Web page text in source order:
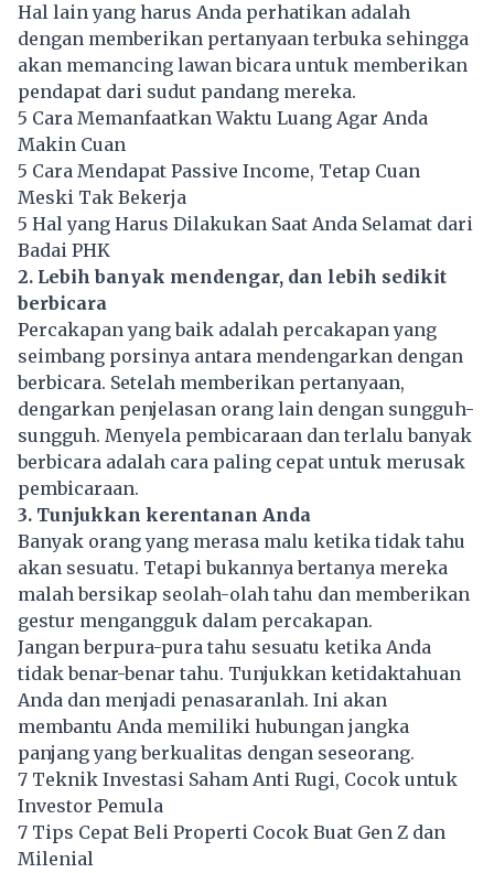
Hal lain yang harus Anda perhatikan adalah
dengan memberikan pertanyaan terbuka sehingga
akan memancing lawan bicara untuk memberikan
pendapat dari sudut pandang mereka.
5 Cara Memanfaatkan Waktu Luang Agar Anda
Makin Cuan
5 Cara Mendapat Passive Income, Tetap Cuan
Meski Tak Bekerja
5 Hal yang Harus Dilakukan Saat Anda Selamat dari
Badai PHK
2. Lebih banyak mendengar, dan lebih sedikit
berbicara
Percakapan yang baik adalah percakapan yang
seimbang porsinya antara mendengarkan dengan
berbicara. Setelah memberikan pertanyaan,
dengarkan penjelasan orang lain dengan sungguh-
sungguh. Menyela pembicaraan dan terlalu banyak
berbicara adalah cara paling cepat untuk merusak
pembicaraan.
3. Tunjukkan kerentanan Anda
Banyak orang yang merasa malu ketika tidak tahu
akan sesuatu. Tetapi bukannya bertanya mereka
malah bersikap seolah-olah tahu dan memberikan
gestur mengangguk dalam percakapan.
Jangan berpura-pura tahu sesuatu ketika Anda
tidak benar-benar tahu. Tunjukkan ketidaktahuan
Anda dan menjadi penasaranlah. Ini akan
membantu Anda memiliki hubungan jangka
panjang yang berkualitas dengan seseorang.
7 Teknik Investasi Saham Anti Rugi, Cocok untuk
Investor Pemula
7 Tips Cepat Beli Properti Cocok Buat Gen Z dan
Milenial